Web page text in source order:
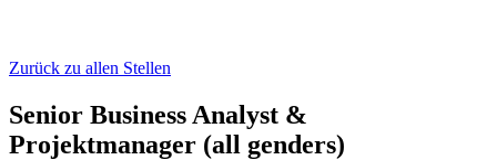
Zurück zu allen Stellen
Senior Business Analyst &
Projektmanager (all genders)